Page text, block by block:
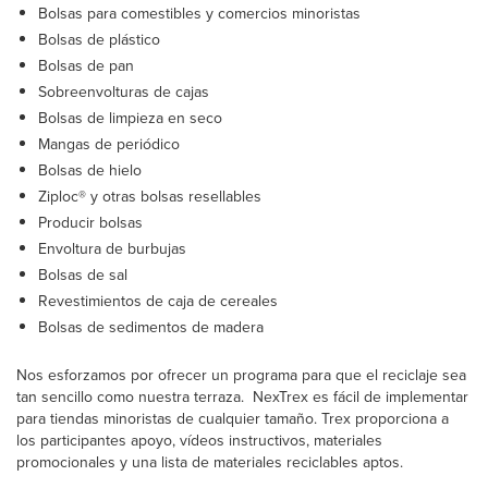
Bolsas para comestibles y comercios minoristas
Bolsas de plástico
Bolsas de pan
Sobreenvolturas de cajas
Bolsas de limpieza en seco
Mangas de periódico
Bolsas de hielo
Ziploc® y otras bolsas resellables
Producir bolsas
Envoltura de burbujas
Bolsas de sal
Revestimientos de caja de cereales
Bolsas de sedimentos de madera
Nos esforzamos por ofrecer un programa para que el reciclaje sea
tan sencillo como nuestra terraza. NexTrex es fácil de implementar
para tiendas minoristas de cualquier tamaño. Trex proporciona a
los participantes apoyo, vídeos instructivos, materiales
promocionales y una lista de materiales reciclables aptos.